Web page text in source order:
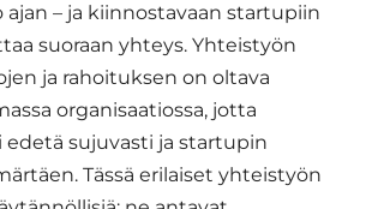
ajan – ja kiinnostavaan startupiin
suoraan yhteys. Yhteistyön
ja rahoituksen on oltava
organisaatiossa, jotta
edetä sujuvasti ja startupin
Tässä erilaiset yhteistyön